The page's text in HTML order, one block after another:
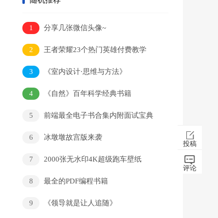
投稿
评论
1 分享几张微信头像~
2 王者荣耀23个热门英雄付费教学
3 《室内设计·思维与方法》
4 《自然》百年科学经典书籍
5 前端最全电子书合集内附面试宝典
6 冰墩墩故宫版来袭
7 2000张无水印4K超级跑车壁纸
8 最全的PDF编程书籍
9 《领导就是让人追随》